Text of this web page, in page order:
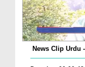
News Clip Urdu